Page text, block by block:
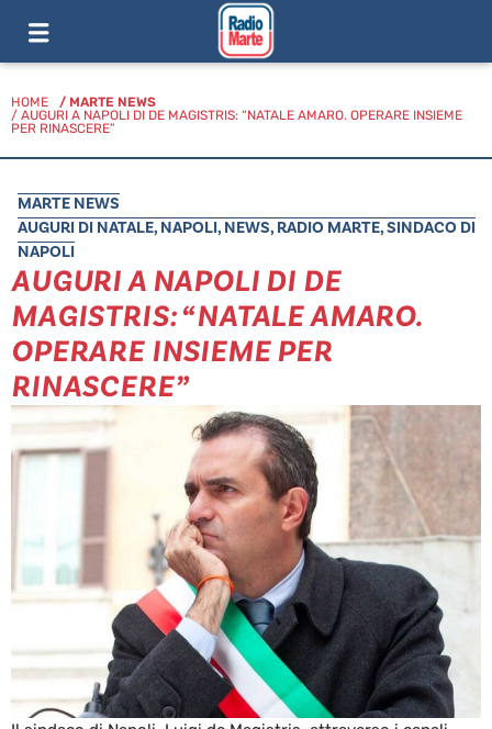
HOME / MARTE NEWS
/ AUGURI A NAPOLI DI DE MAGISTRIS: “NATALE AMARO. OPERARE INSIEME
PER RINASCERE”
MARTE NEWS
AUGURI DI NATALE, NAPOLI, NEWS, RADIO MARTE,SINDACO DI
NAPOLI
AUGURI A NAPOLI DI DE
MAGISTRIS: “NATALE AMARO.
OPERARE INSIEME PER
RINASCERE”